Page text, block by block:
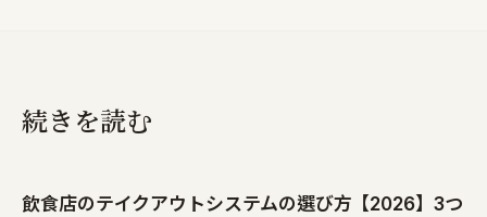
続きを読む
飲食店のテイクアウトシステムの選び方【2026】3つ